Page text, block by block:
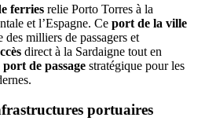
ferries relie Porto Torres à la
et l’Espagne. Ce port de la ville
des milliers de passagers et
direct à la Sardaigne tout en
port de passage stratégique pour les
portuaires